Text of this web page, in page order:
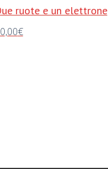
ruote e un elettrone
€